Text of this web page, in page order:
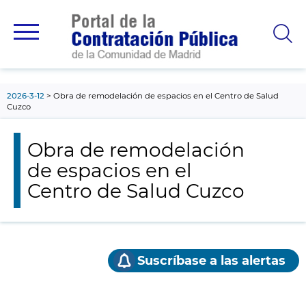
principal
2026-3-12
Obra de remodelación de espacios en el Centro de Salud
Cuzco
Obra de remodelación
de espacios en el
Centro de Salud Cuzco
Suscríbase a las alertas